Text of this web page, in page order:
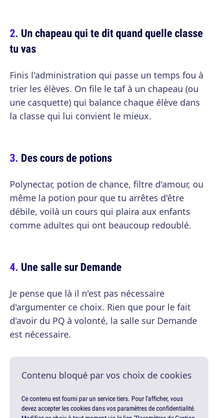
Un chapeau qui te dit quand quelle classe
tu vas
Finis l'administration qui passe un temps fou à
trier les élèves. On file le taf à un chapeau (ou
une casquette) qui balance chaque élève dans
la classe qui lui convient le mieux.
Des cours de potions
Polynectar, potion de chance, filtre d'amour, ou
même la potion pour que tu arrêtes d'être
débile, voilà un cours qui plaira aux enfants
comme adultes qui ont beaucoup redoublé.
Une salle sur Demande
Je pense que là il n'est pas nécessaire
d'argumenter ce choix. Rien que pour le fait
d'avoir du PQ à volonté, la salle sur Demande
est nécessaire.
Contenu bloqué par vos choix de cookies
Ce contenu est fourni par un service tiers. Pour l'afficher, vous
devez accepter les cookies dans vos paramètres de confidentialité.